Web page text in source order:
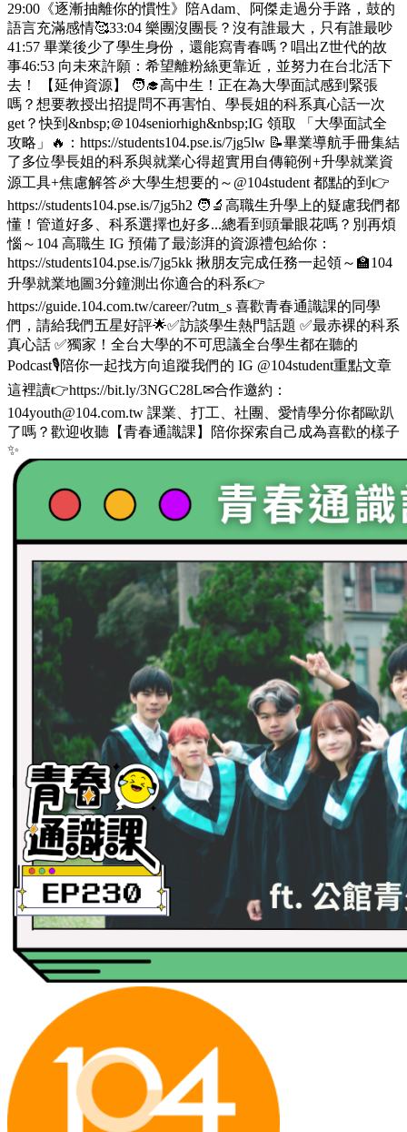
29:00《逐漸抽離你的慣性》陪Adam、阿傑走過分手路，鼓的
語言充滿感情🥰33:04 樂團沒團長？沒有誰最大，只有誰最吵
41:57 畢業後少了學生身份，還能寫青春嗎？唱出Z世代的故
事46:53 向未來許願：希望離粉絲更靠近，並努力在台北活下
去！ 【延伸資源】 🧑‍🎓高中生！正在為大學面試感到緊張
嗎？想要教授出招提問不再害怕、學長姐的科系真心話一次
get？快到&nbsp;＠104seniorhigh&nbsp;IG 領取 「大學面試全
攻略」🔥：https://students104.pse.is/7jg5lw 📝畢業導航手冊集結
了多位學長姐的科系與就業心得超實用自傳範例+升學就業資
源工具+焦慮解答🎉大學生想要的～@104student 都點的到👉
https://students104.pse.is/7jg5h2 🧑‍🔬高職生升學上的疑慮我們都
懂！管道好多、科系選擇也好多...總看到頭暈眼花嗎？別再煩
惱～104 高職生 IG 預備了最澎湃的資源禮包給你：
https://students104.pse.is/7jg5kk 揪朋友完成任務一起領～🏫104
升學就業地圖3分鐘測出你適合的科系👉
https://guide.104.com.tw/career/?utm_s 喜歡青春通識課的同學
們，請給我們五星好評🌟✅訪談學生熱門話題 ✅最赤裸的科系
真心話 ✅獨家！全台大學的不可思議全台學生都在聽的
Podcast🎙️陪你一起找方向追蹤我們的 IG @104student重點文章
這裡讀👉https://bit.ly/3NGC28L✉合作邀約：
104youth@104.com.tw 課業、打工、社團、愛情學分你都歐趴
了嗎？歡迎收聽【青春通識課】陪你探索自己成為喜歡的樣子
✨